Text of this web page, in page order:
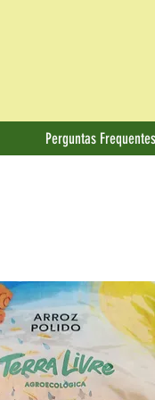
Perguntas Frequentes